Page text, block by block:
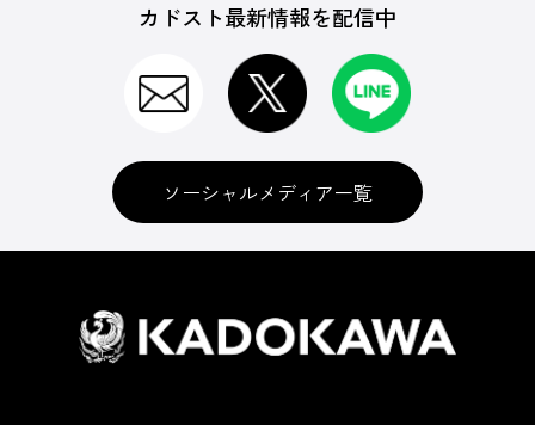
カドスト最新情報を配信中
ソーシャルメディア一覧